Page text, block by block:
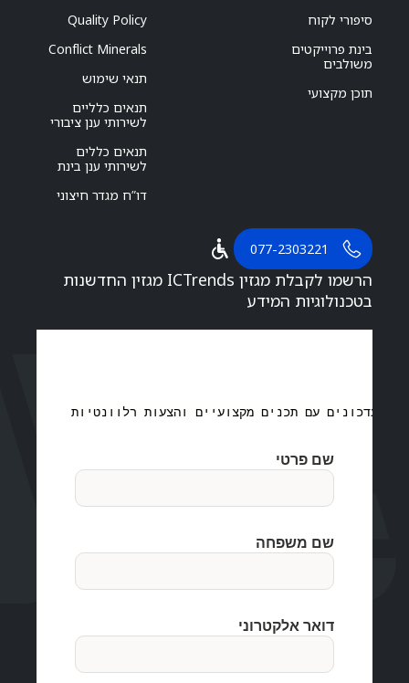
סיפורי לקוח
בינת פרוייקטים
משולבים
תוכן מקצועי
Quality Policy
Conflict Minerals
תנאי שימוש
תנאים כלליים
לשירותי ענן ציבורי
תנאים כללים
לשירותי ענן בינת
דו”ח מגדר חיצוני
077-2303221
הרשמו לקבלת מגזין ICTrends מגזין החדשנות
בטכנולוגיות המידע